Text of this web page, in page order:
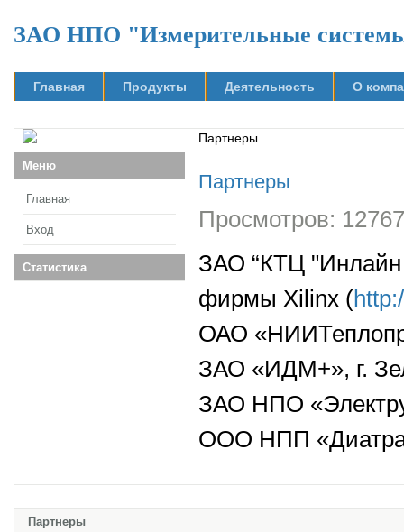
ЗАО НПО "Измерительные
Главная Продукты Деятельность О
Партнеры
Партнеры
Просмотров: 12767
ЗАО “КТЦ "Инлайн
фирмы Xilinx (
ОАО
ЗАО «ИДМ+», г.
ЗАО НПО
ООО НПП
Меню
Главная
Вход
Статистика
Партнеры